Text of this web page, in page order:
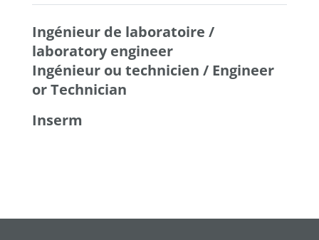
Ingénieur de laboratoire /
laboratory engineer
Ingénieur ou technicien / Engineer
or Technician
Inserm